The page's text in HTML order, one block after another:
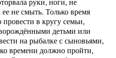
не смыть. Только время
в кругу семьи,
детьми или
на рыбалке с сыновьями,
времени должно пройти,